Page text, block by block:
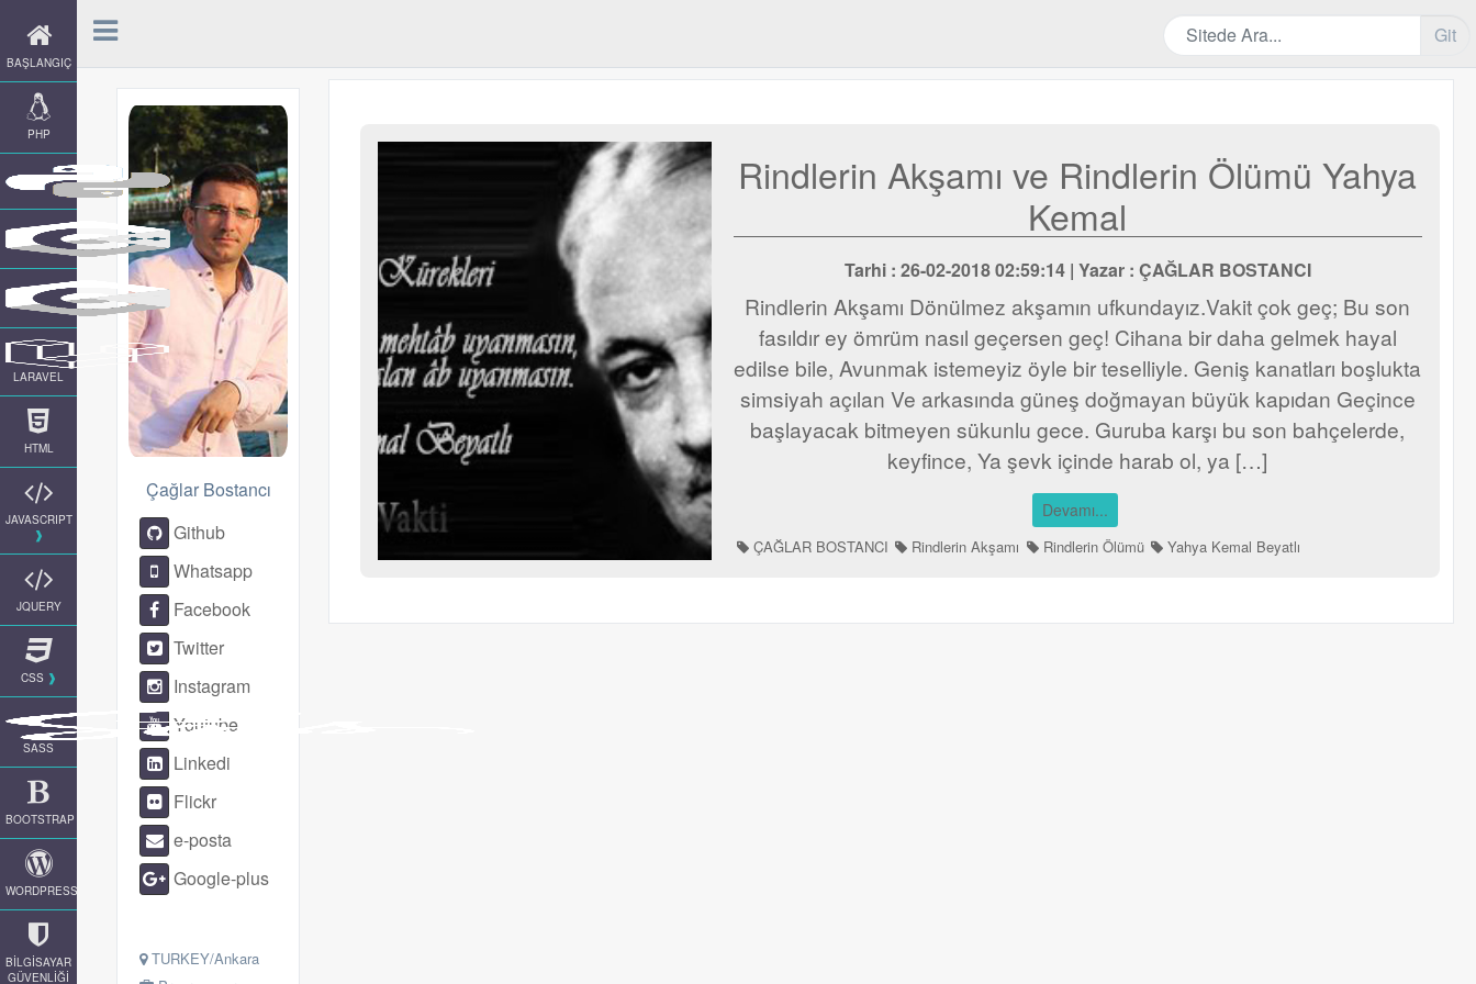
BAŞLANGIÇ
PHP
LARAVEL
HTML
JAVASCRIPT
JQUERY
CSS
SASS
BOOTSTRAP
WORDPRESS
BİLGİSAYAR
GÜVENLİĞİ
Git
Çağlar Bostancı
Github
Whatsapp
Facebook
Twitter
Instagram
Youtube
Linkedi
Flickr
e-posta
Google-plus
TURKEY/Ankara
Rindlerin Akşamı ve Rindlerin Ölümü Yahya
Kemal
Tarhi : 26-02-2018 02:59:14 | Yazar : ÇAĞLAR BOSTANCI
Rindlerin Akşamı Dönülmez akşamın ufkundayız.Vakit çok geç; Bu son
fasıldır ey ömrüm nasıl geçersen geç! Cihana bir daha gelmek hayal
edilse bile, Avunmak istemeyiz öyle bir teselliyle. Geniş kanatları boşlukta
simsiyah açılan Ve arkasında güneş doğmayan büyük kapıdan Geçince
başlayacak bitmeyen sükunlu gece. Guruba karşı bu son bahçelerde,
keyfince, Ya şevk içinde harab ol, ya […]
Devamı...
ÇAĞLAR BOSTANCI Rindlerin Akşamı Rindlerin Ölümü Yahya Kemal Beyatlı